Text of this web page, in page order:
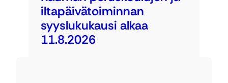
iltapäivätoiminnan
syyslukukausi alkaa
11.8.2026